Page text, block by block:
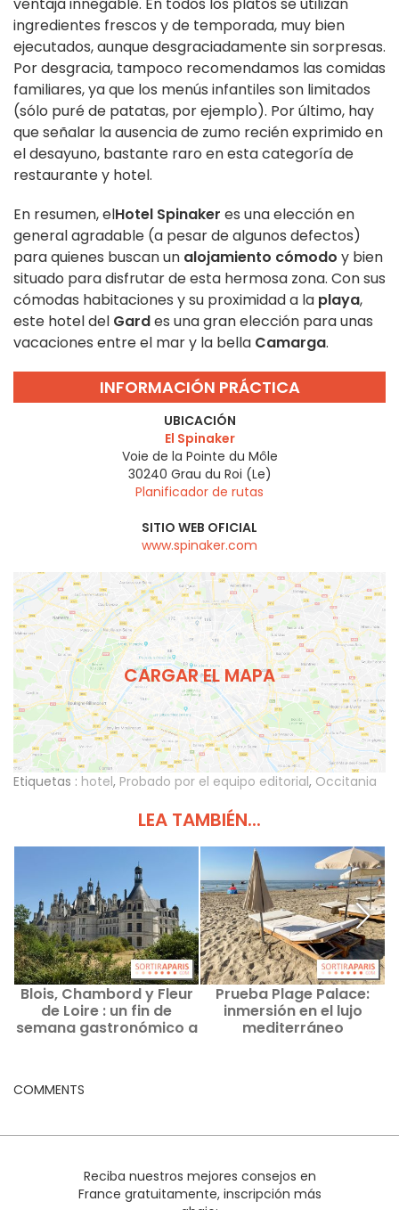
ingredientes frescos y de temporada, muy bien
ejecutados, aunque desgraciadamente sin sorpresas.
Por desgracia, tampoco recomendamos las comidas
familiares, ya que los menús infantiles son limitados
(sólo puré de patatas, por ejemplo). Por último, hay
que señalar la ausencia de zumo recién exprimido en
el desayuno, bastante raro en esta categoría de
restaurante y hotel.
En resumen, elHotel Spinaker es una elección en
general agradable (a pesar de algunos defectos)
para quienes buscan un alojamiento cómodo y bien
situado para disfrutar de esta hermosa zona. Con sus
cómodas habitaciones y su proximidad a la playa,
este hotel del Gardes una gran elección para unas
vacaciones entre el mar y la bella Camarga.
INFORMACIÓN PRÁCTICA
UBICACIÓN
El Spinaker
Voie de la Pointe du Môle
30240 Grau du Roi (Le)
Planificador de rutas
SITIO WEB OFICIAL
www.spinaker.com
CARGAR EL MAPA
Etiquetas : hotel, Probado por el equipo editorial, Occitania
LEA TAMBIÉN...
Blois, Chambord y Fleur
de Loire : un fin de
semana gastronómico a
Prueba Plage Palace:
inmersión en el lujo
mediterráneo
COMMENTS
Reciba nuestros mejores consejos en
France gratuitamente, inscripción más